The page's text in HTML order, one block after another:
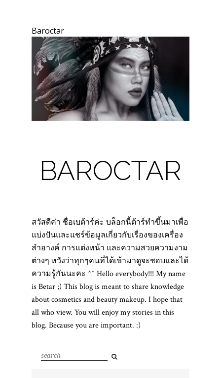
Baroctar
BAROCTAR
สวัสดีค่า ชื่อเบต้าร์ค่ะ บล็อกนี้ต้าร์ทำขึ้นมาเพื่อ
แบ่งปันและแชร์ข้อมูลเกี่ยวกับเรื่องของเครื่อง
สำอางค์ การแต่งหน้า และความสวยความงาม
ต่างๆ หวังว่าทุกๆคนที่ได้เข้ามาดูจะชอบและได้
ความรู้กันนะคะ ^^ Hello everybody!!! My name
is Betar ;) This blog is meant to share knowledge
about cosmetics and beauty makeup. I hope that
all who view. You will enjoy my stories in this
blog. Because you are important. :)